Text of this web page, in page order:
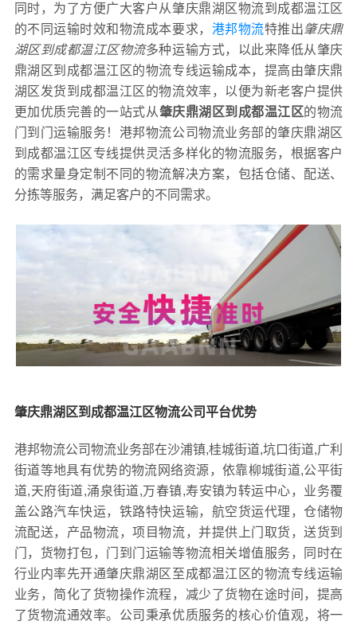
同时，为了方便广大客户从肇庆鼎湖区物流到成都温江区
的不同运输时效和物流成本要求， 港邦物流特推出肇庆鼎
湖区到成都温江区物流多种运输方式，以此来降低从肇庆
鼎湖区到成都温江区的物流专线运输成本，提高由肇庆鼎
湖区发货到成都温江区的物流效率，以便为新老客户提供
更加优质完善的一站式从肇庆鼎湖区到成都温江区的物流
门到门运输服务！港邦物流公司物流业务部的肇庆鼎湖区
到成都温江区专线提供灵活多样化的物流服务，根据客户
的需求量身定制不同的物流解决方案，包括仓储、配送、
分拣等服务，满足客户的不同需求。
肇庆鼎湖区到成都温江区物流公司平台优势
港邦物流公司物流业务部在沙浦镇,桂城街道,坑口街道,广利
街道等地具有优势的物流网络资源，依靠柳城街道,公平街
道,天府街道,涌泉街道,万春镇,寿安镇为转运中心，业务覆
盖公路汽车快运，铁路特快运输，航空货运代理，仓储物
流配送，产品物流，项目物流，并提供上门取货，送货到
门，货物打包，门到门运输等物流相关增值服务，同时在
行业内率先开通肇庆鼎湖区至成都温江区的物流专线运输
业务，简化了货物操作流程，减少了货物在途时间，提高
了货物流通效率。公司秉承优质服务的核心价值观，将一